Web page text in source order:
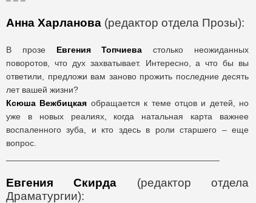
Анна Харланова (редактор отдела Прозы):
В прозе Евгения Топчиева столько неожиданных
поворотов, что дух захватывает. Интересно, а что бы вы
ответили, предложи вам заново прожить последние десять
лет вашей жизни?
Ксюша Вежбицкая обращается к теме отцов и детей, но
уже в новых реалиях, когда натальная карта важнее
воспаленного зуба, и кто здесь в роли старшего – еще
вопрос.
Евгения Скирда (редактор отдела
Драматургии):